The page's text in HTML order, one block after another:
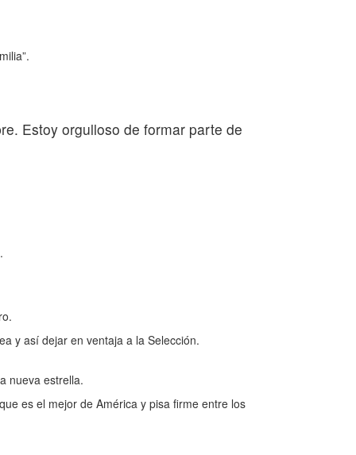
Estoy orgulloso de formar parte de
y así dejar en ventaja a la Selección.
nueva estrella.
es el mejor de América y pisa firme entre los